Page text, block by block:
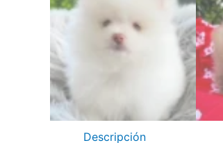
Descripción